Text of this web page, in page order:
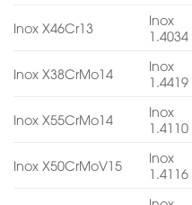
Inox X46Cr13
Inox
1.4034
Inox X38CrMo14
Inox
1.4419
Inox X55CrMo14
Inox
1.4110
Inox X50CrMoV15
Inox
1.4116